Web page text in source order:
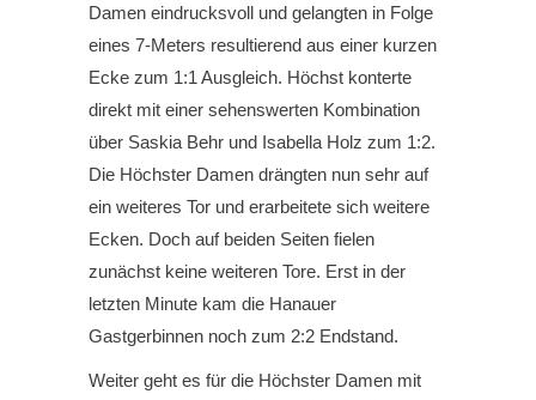
Damen eindrucksvoll und gelangten in Folge
eines 7-Meters resultierend aus einer kurzen
Ecke zum 1:1 Ausgleich. Höchst konterte
direkt mit einer sehenswerten Kombination
über Saskia Behr und Isabella Holz zum 1:2.
Die Höchster Damen drängten nun sehr auf
ein weiteres Tor und erarbeitete sich weitere
Ecken. Doch auf beiden Seiten fielen
zunächst keine weiteren Tore. Erst in der
letzten Minute kam die Hanauer
Gastgerbinnen noch zum 2:2 Endstand.
Weiter geht es für die Höchster Damen mit